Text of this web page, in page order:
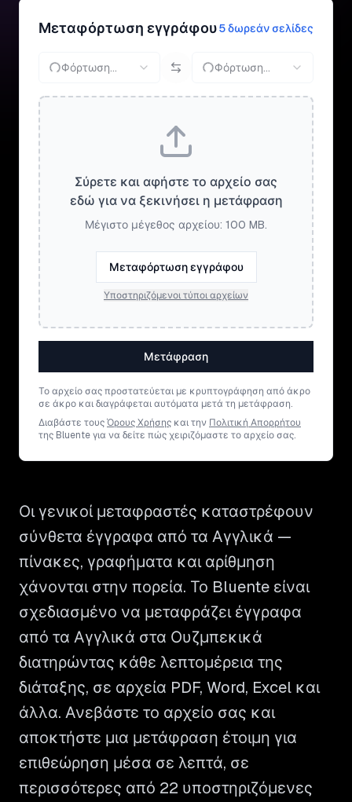
Μεταφόρτωση εγγράφου5 δωρεάν σελίδες
Φόρτωση... Φόρτωση...
Σύρετε και αφήστε το αρχείο σας
εδώ για να ξεκινήσει η μετάφραση
Μέγιστο μέγεθος αρχείου: 100 MB.
Μεταφόρτωση εγγράφου
Υποστηριζόμενοι τύποι αρχείων
Μετάφραση
Το αρχείο σας προστατεύεται με κρυπτογράφηση από άκρο
σε άκρο και διαγράφεται αυτόματα μετά τη μετάφραση.
Διαβάστε τουςΌρους Χρήσης και την Πολιτική Απορρήτου
της Bluente για να δείτε πώς χειριζόμαστε το αρχείο σας.
Οι γενικοί μεταφραστές καταστρέφουν
σύνθετα έγγραφα από τα Αγγλικά —
πίνακες, γραφήματα και αρίθμηση
χάνονται στην πορεία. Το Bluente είναι
σχεδιασμένο να μεταφράζει έγγραφα
από τα Αγγλικά στα Ουζμπεκικά
διατηρώντας κάθε λεπτομέρεια της
διάταξης, σε αρχεία PDF, Word, Excel και
άλλα. Ανεβάστε το αρχείο σας και
αποκτήστε μια μετάφραση έτοιμη για
επιθεώρηση μέσα σε λεπτά, σε
περισσότερες από 22 υποστηριζόμενες